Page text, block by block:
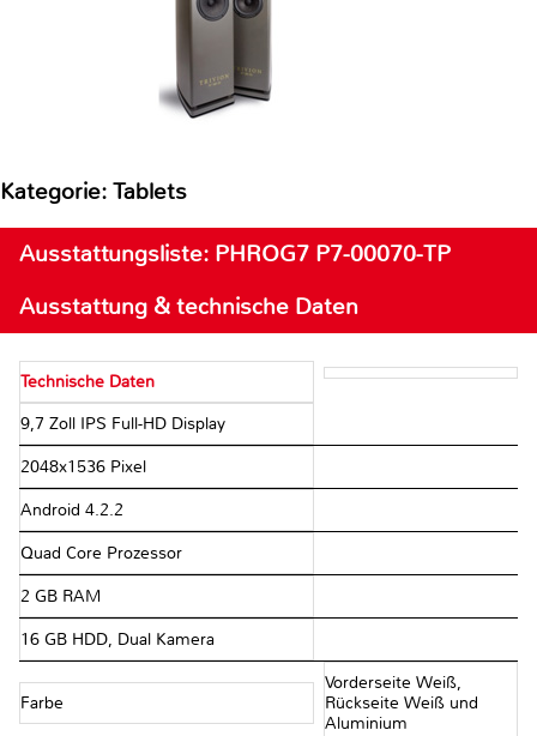
Kategorie: Tablets
Ausstattungsliste: PHROG7 P7-00070-TP
Ausstattung & technische Daten
Technische Daten
9,7 Zoll IPS Full-HD Display
2048x1536 Pixel
Android 4.2.2
Quad Core Prozessor
2 GB RAM
16 GB HDD, Dual Kamera
Farbe
Vorderseite Weiß,
Rückseite Weiß und
Aluminium